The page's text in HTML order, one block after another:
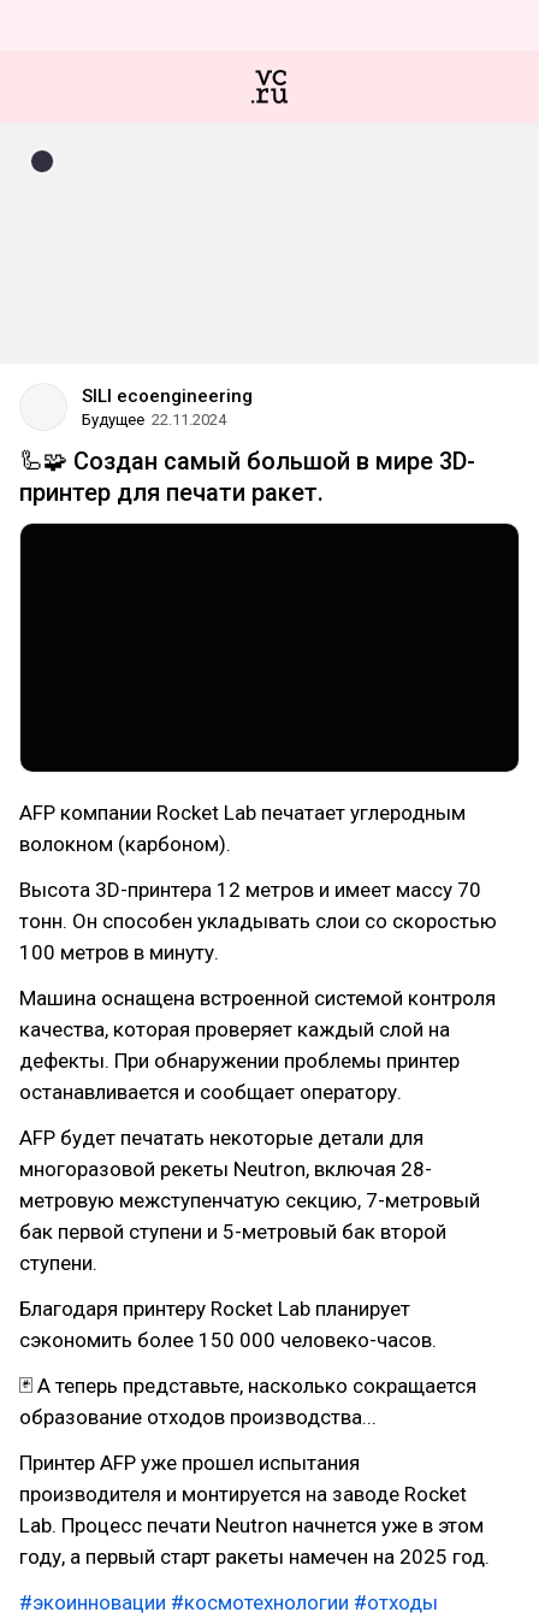
SILI ecoengineering
Будущее 22.11.2024
🦾🧩 Создан самый большой в мире 3D-
принтер для печати ракет.
AFP компании Rocket Lab печатает углеродным
волокном (карбоном).
Высота 3D-принтера 12 метров и имеет массу 70
тонн. Он способен укладывать слои со скоростью
100 метров в минуту.
Машина оснащена встроенной системой контроля
качества, которая проверяет каждый слой на
дефекты. При обнаружении проблемы принтер
останавливается и сообщает оператору.
AFP будет печатать некоторые детали для
многоразовой рекеты Neutron, включая 28-
метровую межступенчатую секцию, 7-метровый
бак первой ступени и 5-метровый бак второй
ступени.
Благодаря принтеру Rocket Lab планирует
сэкономить более 150 000 человеко-часов.
🃏 А теперь представьте, насколько сокращается
образование отходов производства...
Принтер AFP уже прошел испытания
производителя и монтируется на заводе Rocket
Lab. Процесс печати Neutron начнется уже в этом
году, а первый старт ракеты намечен на 2025 год.
#экоинновации #космотехнологии #отходы